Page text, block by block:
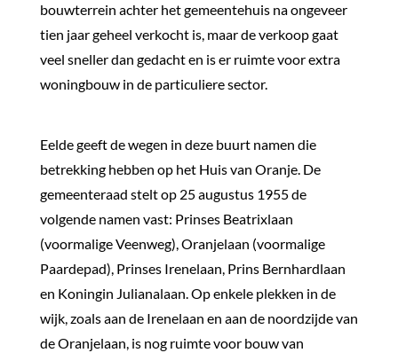
bouwterrein achter het gemeentehuis na ongeveer
tien jaar geheel verkocht is, maar de verkoop gaat
veel sneller dan gedacht en is er ruimte voor extra
woningbouw in de particuliere sector.
Eelde geeft de wegen in deze buurt namen die
betrekking hebben op het Huis van Oranje. De
gemeenteraad stelt op 25 augustus 1955 de
volgende namen vast: Prinses Beatrixlaan
(voormalige Veenweg), Oranjelaan (voormalige
Paardepad), Prinses Irenelaan, Prins Bernhardlaan
en Koningin Julianalaan. Op enkele plekken in de
wijk, zoals aan de Irenelaan en aan de noordzijde van
de Oranjelaan, is nog ruimte voor bouw van